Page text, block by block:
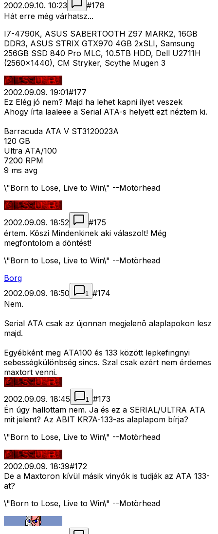
2002.09.10. 10:23 #178
Hát erre még várhatsz...
I7-4790K, ASUS SABERTOOTH Z97 MARK2, 16GB
DDR3, ASUS STRIX GTX970 4GB 2xSLI, Samsung
256GB SSD 840 Pro MLC, 10.5TB HDD, Dell U2711H
(2560x1440), CM Stryker, Scythe Mugen 3
2002.09.09. 19:01#177
Ez Elég jó nem? Majd ha lehet kapni ilyet veszek
Ahogy írta laaleee a Serial ATA-s helyett ezt néztem ki.
Barracuda ATA V ST3120023A
120 GB
Ultra ATA/100
7200 RPM
9 ms avg
\"Born to Lose, Live to Win\" --Motörhead
2002.09.09. 18:52 #175
értem. Köszi Mindenkinek aki válaszolt! Még
megfontolom a döntést!
\"Born to Lose, Live to Win\" --Motörhead
Borg
2002.09.09. 18:50
1 #174
Nem.
Serial ATA csak az újonnan megjelenõ alaplapokon lesz
majd.
Egyébként meg ATA100 és 133 között lepkefingnyi
sebességkülönbség sincs. Szal csak ezért nem érdemes
maxtort venni.
2002.09.09. 18:45 1 #173
Én úgy hallottam nem. Ja és ez a SERIAL/ULTRA ATA
mit jelent? Az ABIT KR7A-133-as alaplapom bírja?
\"Born to Lose, Live to Win\" --Motörhead
2002.09.09. 18:39#172
De a Maxtoron kívül másik vinyók is tudják az ATA 133-
at?
\"Born to Lose, Live to Win\" --Motörhead